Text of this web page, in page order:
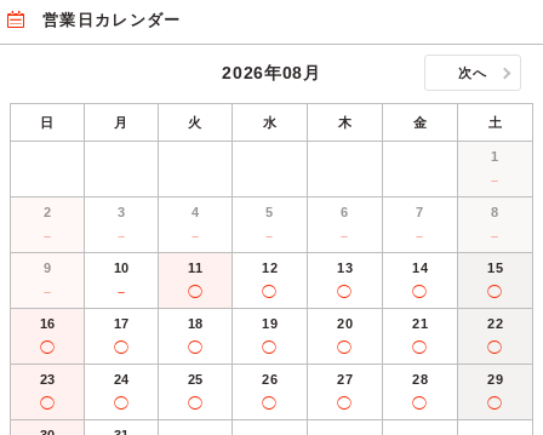
営業日カレンダー
2026年08月 次へ
日 月 火 水 木 金 土
1
－
2
－
3
－
4
－
5
－
6
－
7
－
8
－
9
－
10
－
11
◯
12
◯
13
◯
14
◯
15
◯
16
◯
17
◯
18
◯
19
◯
20
◯
21
◯
22
◯
23
◯
24
◯
25
◯
26
◯
27
◯
28
◯
29
◯